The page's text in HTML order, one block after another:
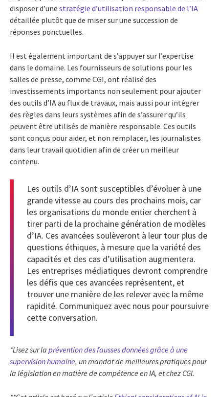
disposer d’une stratégie d’utilisation responsable de l’IA
détaillée plutôt que de miser sur une succession de
réponses ponctuelles.
Il est également important de s’appuyer sur l’expertise
dans le domaine. Les fournisseurs de solutions pour les
salles de presse, comme CGI, ont réalisé des
investissements importants non seulement pour ajouter
des outils d’IA au flux de travaux, mais aussi pour intégrer
des règles dans leurs systèmes afin de s’assurer qu’ils
peuvent être utilisés de manière responsable. Ces outils
sont conçus pour aider, et non remplacer, les journalistes
dans leur travail quotidien afin de créer un meilleur
contenu.
Les outils d’IA sont susceptibles d’évoluer à une
grande vitesse au cours des prochains mois, car
les organisations du monde entier cherchent à
tirer parti de la prochaine génération de modèles
d’IA. Ces avancées soulèveront à leur tour plus de
questions éthiques, à mesure que la variété des
capacités et des cas d’utilisation augmentera.
Les entreprises médiatiques devront comprendre
les défis que ces avancées représentent, et
trouver une manière de les relever avec la même
rapidité. Communiquez avec nous pour poursuivre
cette conversation.
*Lisez sur la prévention des fausses données grâce à une
supervision humaine, un mandat de meilleures pratiques pour
la législation en matière de compétence en IA, et chez CGI.